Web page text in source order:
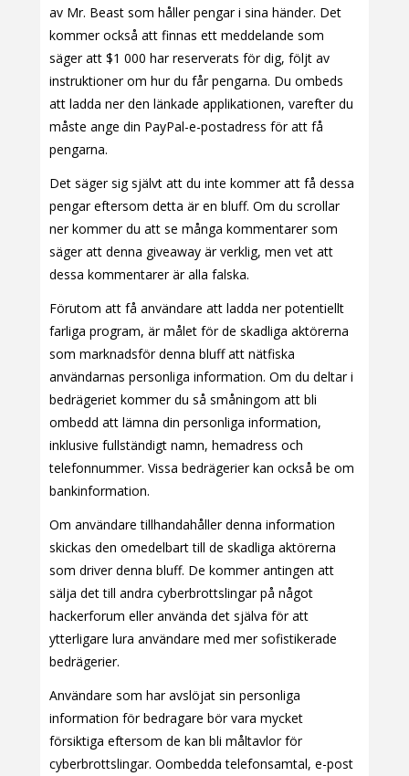
av Mr. Beast som håller pengar i sina händer. Det
kommer också att finnas ett meddelande som
säger att $1 000 har reserverats för dig, följt av
instruktioner om hur du får pengarna. Du ombeds
att ladda ner den länkade applikationen, varefter du
måste ange din PayPal-e-postadress för att få
pengarna.
Det säger sig självt att du inte kommer att få dessa
pengar eftersom detta är en bluff. Om du scrollar
ner kommer du att se många kommentarer som
säger att denna giveaway är verklig, men vet att
dessa kommentarer är alla falska.
Förutom att få användare att ladda ner potentiellt
farliga program, är målet för de skadliga aktörerna
som marknadsför denna bluff att nätfiska
användarnas personliga information. Om du deltar i
bedrägeriet kommer du så småningom att bli
ombedd att lämna din personliga information,
inklusive fullständigt namn, hemadress och
telefonnummer. Vissa bedrägerier kan också be om
bankinformation.
Om användare tillhandahåller denna information
skickas den omedelbart till de skadliga aktörerna
som driver denna bluff. De kommer antingen att
sälja det till andra cyberbrottslingar på något
hackerforum eller använda det själva för att
ytterligare lura användare med mer sofistikerade
bedrägerier.
Användare som har avslöjat sin personliga
information för bedragare bör vara mycket
försiktiga eftersom de kan bli måltavlor för
cyberbrottslingar. Oombedda telefonsamtal, e-post